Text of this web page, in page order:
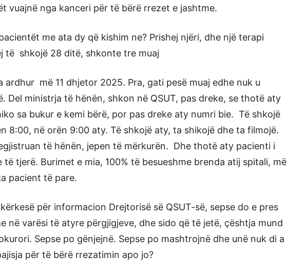
vuajnë nga kanceri për të bërë rrezet e jashtme.
me ata dy që kishim ne? Prishej njëri, dhe një terapi
të shkojë 28 ditë, shkonte tre muaj
ardhur më 11 dhjetor 2025. Pra, gati pesë muaj edhe nuk u
Del ministrja të hënën, shkon në QSUT, pas dreke, se thotë aty
sa bukur e kemi bërë, por pas dreke aty numri bie. Të shkojë
8:00, në orën 9:00 aty. Të shkojë aty, ta shikojë dhe ta filmojë.
të hënën, jepen të mërkurën. Dhe thotë aty pacienti i
të tjerë. Burimet e mia, 100% të besueshme brenda atij spitali, më
pacient të pare.
për informacion Drejtorisë së QSUT-së, sepse do e pres
në varësi të atyre përgjigjeve, dhe sido që të jetë, çështja mund
Sepse po gënjejnë. Sepse po mashtrojnë dhe unë nuk di a
për të bërë rrezatimin apo jo?